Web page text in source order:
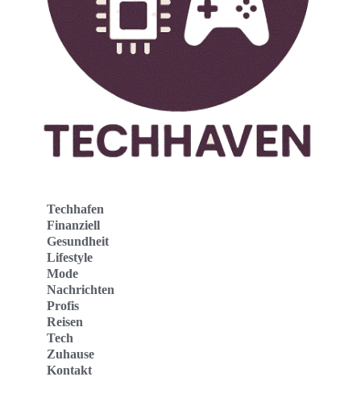
Techhafen
Finanziell
Gesundheit
Lifestyle
Mode
Nachrichten
Profis
Reisen
Tech
Zuhause
Kontakt